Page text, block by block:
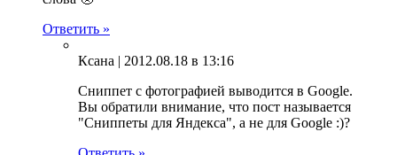
Ответить »
Ксана | 2012.08.18 в 13:16
Сниппет с фотографией выводится в Google.
Вы обратили внимание, что пост называется
"Сниппеты для Яндекса", а не для Google :)?